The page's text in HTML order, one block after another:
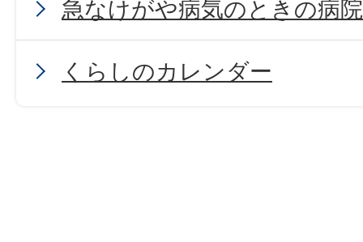
急なけがや病気のときの病
くらしのカレンダー